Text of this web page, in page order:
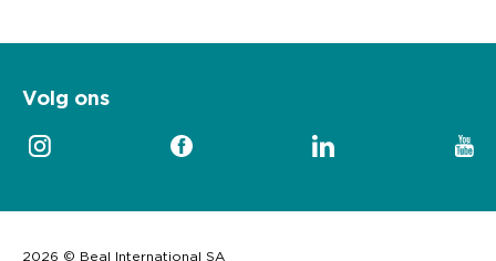
Volg ons
2026 © Beal International SA